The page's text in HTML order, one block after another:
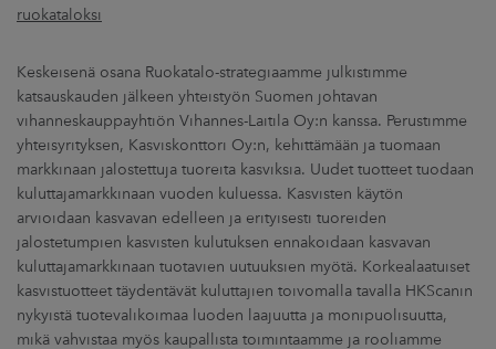
ruokataloksi
Keskeisenä osana Ruokatalo-strategiaamme julkistimme
katsauskauden jälkeen yhteistyön Suomen johtavan
vihanneskauppayhtiön Vihannes-Laitila Oy:n kanssa. Perustimme
yhteisyrityksen, Kasviskonttori Oy:n, kehittämään ja tuomaan
markkinaan jalostettuja tuoreita kasviksia. Uudet tuotteet tuodaan
kuluttajamarkkinaan vuoden kuluessa. Kasvisten käytön
arvioidaan kasvavan edelleen ja erityisesti tuoreiden
jalostetumpien kasvisten kulutuksen ennakoidaan kasvavan
kuluttajamarkkinaan tuotavien uutuuksien myötä. Korkealaatuiset
kasvistuotteet täydentävät kuluttajien toivomalla tavalla HKScanin
nykyistä tuotevalikoimaa luoden laajuutta ja monipuolisuutta,
mikä vahvistaa myös kaupallista toimintaamme ja rooliamme